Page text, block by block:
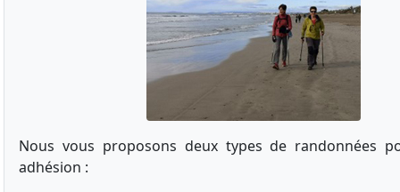
Nous vous proposons deux types de randonnées
adhésion :